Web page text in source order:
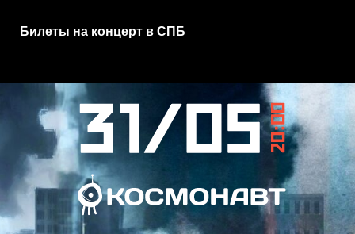
Билеты на концерт в СПБ